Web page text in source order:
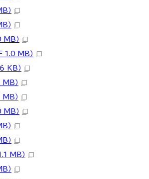
）
）
MB）
1.0 MB）
KB）
）
）
MB）
）
）
MB）
）